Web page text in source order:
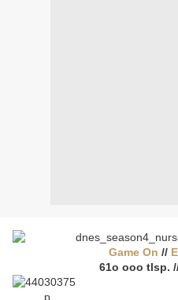
Game On //
61o ooo tlsp.